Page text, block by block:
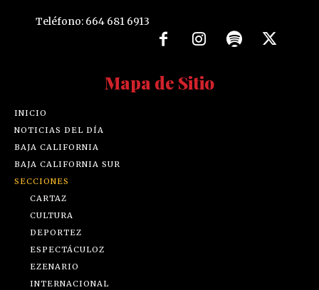
Teléfono: 664 681 6913
Mapa de Sitio
INICIO
NOTICIAS DEL DÍA
BAJA CALIFORNIA
BAJA CALIFORNIA SUR
SECCIONES
CARTAZ
CULTURA
DEPORTEZ
ESPECTÁCULOZ
EZENARIO
INTERNACIONAL